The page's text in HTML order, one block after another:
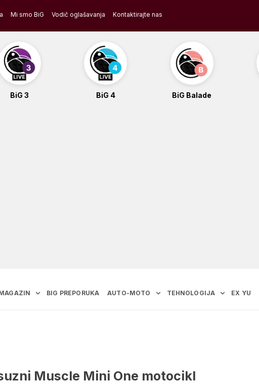
Mi smo BiG Vodič oglašavanja Kontaktirajte nas
BiG 3 BiG 4 BiG Balade
BIG PREPORUKA AUTO-MOTO TEHNOLOGIJA EX YU
Muscle Mini One motocikl